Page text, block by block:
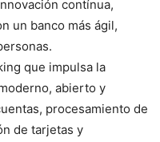
contínua,
un banco más ágil,
que impulsa la
abierto y
procesamiento de
de tarjetas y